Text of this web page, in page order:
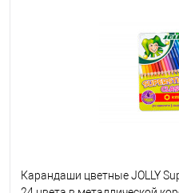
Карандаши цветные JOLLY